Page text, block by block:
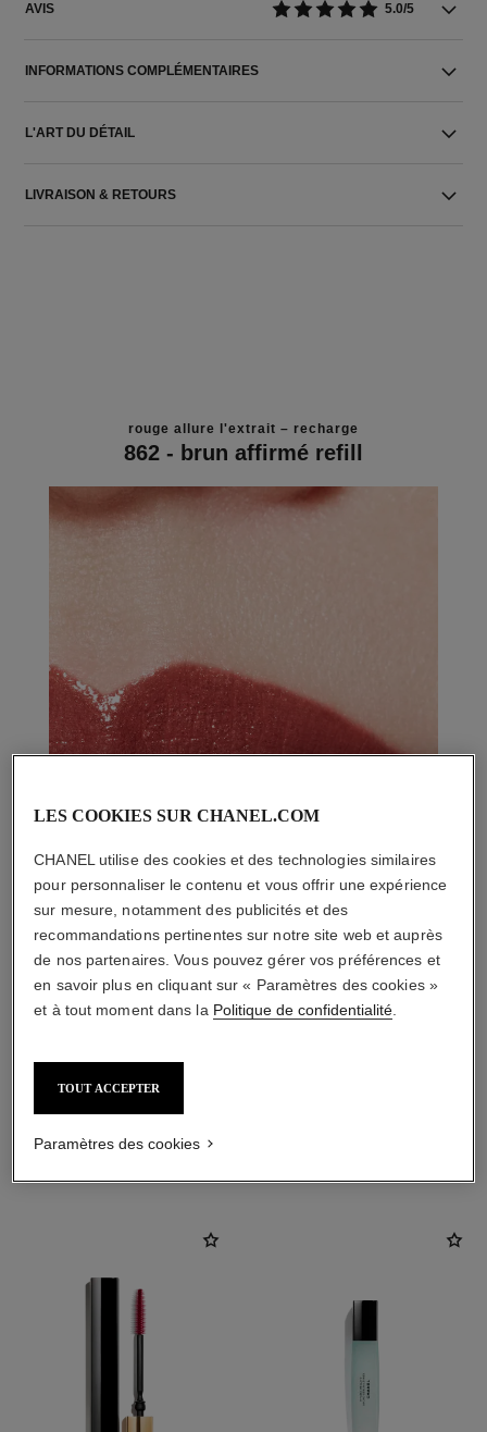
AVIS 5.0/5
INFORMATIONS COMPLÉMENTAIRES
L'ART DU DÉTAIL
LIVRAISON & RETOURS
rouge allure l'extrait – recharge
862 - brun affirmé refill
L'ACCORD PARFAIT
LES COOKIES SUR CHANEL.COM
CHANEL utilise des cookies et des technologies similaires
pour personnaliser le contenu et vous offrir une expérience
sur mesure, notamment des publicités et des
recommandations pertinentes sur notre site web et auprès
de nos partenaires. Vous pouvez gérer vos préférences et
en savoir plus en cliquant sur « Paramètres des cookies »
et à tout moment dans la Politique de confidentialité.
TOUT ACCEPTER
Paramètres des cookies